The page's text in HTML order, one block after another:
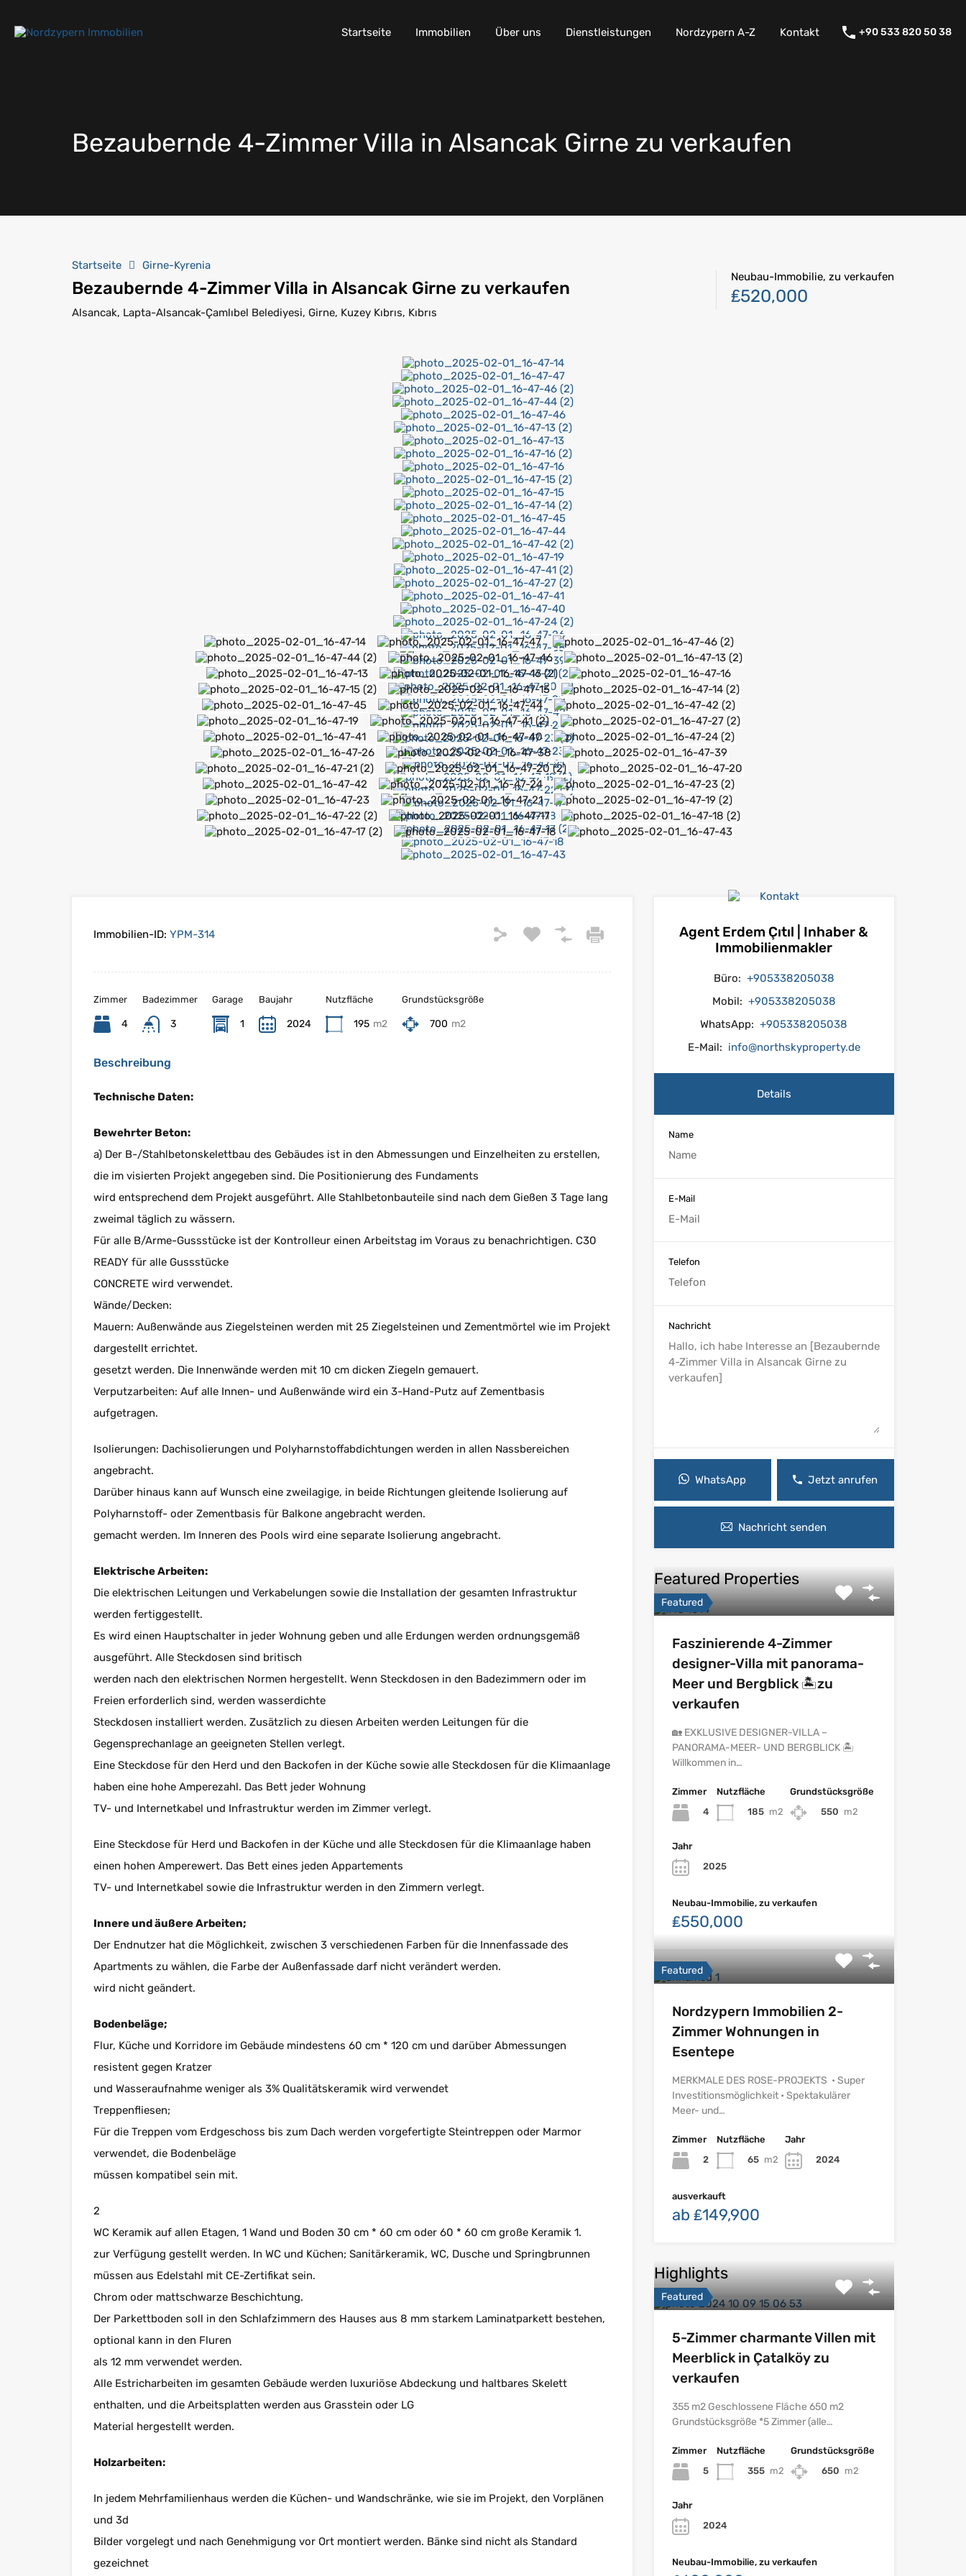
Startseite Immobilien Über uns Dienstleistungen Nordzypern A-Z Kontakt +90 533 820 50 38
Bezaubernde 4-Zimmer Villa in Alsancak Girne zu verkaufen
Startseite Girne-Kyrenia
Bezaubernde 4-Zimmer Villa in Alsancak Girne zu verkaufen
Alsancak, Lapta-Alsancak-Çamlıbel Belediyesi, Girne, Kuzey Kıbrıs, Kıbrıs
Neubau-Immobilie, zu verkaufen
₤520,000
Immobilien-ID: YPM-314
Zimmer
4
Badezimmer
3
Garage
1
Baujahr
2024
Nutzfläche
195 m2
Grundstücksgröße
700 m2
Beschreibung
Technische Daten:
Bewehrter Beton:
a) Der B-/Stahlbetonskelettbau des Gebäudes ist in den Abmessungen und Einzelheiten zu erstellen,
die im visierten Projekt angegeben sind. Die Positionierung des Fundaments
wird entsprechend dem Projekt ausgeführt. Alle Stahlbetonbauteile sind nach dem Gießen 3 Tage lang
zweimal täglich zu wässern.
Für alle B/Arme-Gussstücke ist der Kontrolleur einen Arbeitstag im Voraus zu benachrichtigen. C30
READY für alle Gussstücke
CONCRETE wird verwendet.
Wände/Decken:
Mauern: Außenwände aus Ziegelsteinen werden mit 25 Ziegelsteinen und Zementmörtel wie im Projekt
dargestellt errichtet.
gesetzt werden. Die Innenwände werden mit 10 cm dicken Ziegeln gemauert.
Verputzarbeiten: Auf alle Innen- und Außenwände wird ein 3-Hand-Putz auf Zementbasis
aufgetragen.
Isolierungen: Dachisolierungen und Polyharnstoffabdichtungen werden in allen Nassbereichen
angebracht.
Darüber hinaus kann auf Wunsch eine zweilagige, in beide Richtungen gleitende Isolierung auf
Polyharnstoff- oder Zementbasis für Balkone angebracht werden.
gemacht werden. Im Inneren des Pools wird eine separate Isolierung angebracht.
Elektrische Arbeiten:
Die elektrischen Leitungen und Verkabelungen sowie die Installation der gesamten Infrastruktur
werden fertiggestellt.
Es wird einen Hauptschalter in jeder Wohnung geben und alle Erdungen werden ordnungsgemäß
ausgeführt. Alle Steckdosen sind britisch
werden nach den elektrischen Normen hergestellt. Wenn Steckdosen in den Badezimmern oder im
Freien erforderlich sind, werden wasserdichte
Steckdosen installiert werden. Zusätzlich zu diesen Arbeiten werden Leitungen für die
Gegensprechanlage an geeigneten Stellen verlegt.
Eine Steckdose für den Herd und den Backofen in der Küche sowie alle Steckdosen für die Klimaanlage
haben eine hohe Amperezahl. Das Bett jeder Wohnung
TV- und Internetkabel und Infrastruktur werden im Zimmer verlegt.
Eine Steckdose für Herd und Backofen in der Küche und alle Steckdosen für die Klimaanlage haben
einen hohen Amperewert. Das Bett eines jeden Appartements
TV- und Internetkabel sowie die Infrastruktur werden in den Zimmern verlegt.
Innere und äußere Arbeiten;
Der Endnutzer hat die Möglichkeit, zwischen 3 verschiedenen Farben für die Innenfassade des
Apartments zu wählen, die Farbe der Außenfassade darf nicht verändert werden.
wird nicht geändert.
Bodenbeläge;
Flur, Küche und Korridore im Gebäude mindestens 60 cm * 120 cm und darüber Abmessungen
resistent gegen Kratzer
und Wasseraufnahme weniger als 3% Qualitätskeramik wird verwendet
Treppenfliesen;
Für die Treppen vom Erdgeschoss bis zum Dach werden vorgefertigte Steintreppen oder Marmor
verwendet, die Bodenbeläge
müssen kompatibel sein mit.
2
WC Keramik auf allen Etagen, 1 Wand und Boden 30 cm * 60 cm oder 60 * 60 cm große Keramik 1.
zur Verfügung gestellt werden. In WC und Küchen; Sanitärkeramik, WC, Dusche und Springbrunnen
müssen aus Edelstahl mit CE-Zertifikat sein.
Chrom oder mattschwarze Beschichtung.
Der Parkettboden soll in den Schlafzimmern des Hauses aus 8 mm starkem Laminatparkett bestehen,
optional kann in den Fluren
als 12 mm verwendet werden.
Alle Estricharbeiten im gesamten Gebäude werden luxuriöse Abdeckung und haltbares Skelett
enthalten, und die Arbeitsplatten werden aus Grasstein oder LG
Material hergestellt werden.
Holzarbeiten:
In jedem Mehrfamilienhaus werden die Küchen- und Wandschränke, wie sie im Projekt, den Vorplänen
und 3d
Bilder vorgelegt und nach Genehmigung vor Ort montiert werden. Bänke sind nicht als Standard
gezeichnet
Agent Erdem Çıtıl | Inhaber &
Immobilienmakler
Büro: +905338205038
Mobil: +905338205038
WhatsApp: +905338205038
E-Mail: info@northskyproperty.de
Details
Name
E-Mail
Telefon
Nachricht
WhatsApp Jetzt anrufen
Nachricht senden
Featured Properties
Featured
Faszinierende 4-Zimmer
designer-Villa mit panorama-
Meer und Bergblick 🏝️zu
verkaufen
🏡 EXKLUSIVE DESIGNER-VILLA –
PANORAMA-MEER- UND BERGBLICK 🏝️
Willkommen in…
Zimmer
4
Nutzfläche
185 m2
Grundstücksgröße
550 m2
Jahr
2025
Neubau-Immobilie, zu verkaufen
₤550,000
Featured
Nordzypern Immobilien 2-
Zimmer Wohnungen in
Esentepe
MERKMALE DES ROSE-PROJEKTS • Super
Investitionsmöglichkeit • Spektakulärer
Meer- und…
Zimmer
2
Nutzfläche
65 m2
Jahr
2024
ausverkauft
ab ₤149,900
Highlights
Featured
5-Zimmer charmante Villen mit
Meerblick in Çatalköy zu
verkaufen
355 m2 Geschlossene Fläche 650 m2
Grundstücksgröße *5 Zimmer (alle…
Zimmer
5
Nutzfläche
355 m2
Grundstücksgröße
650 m2
Jahr
2024
Neubau-Immobilie, zu verkaufen